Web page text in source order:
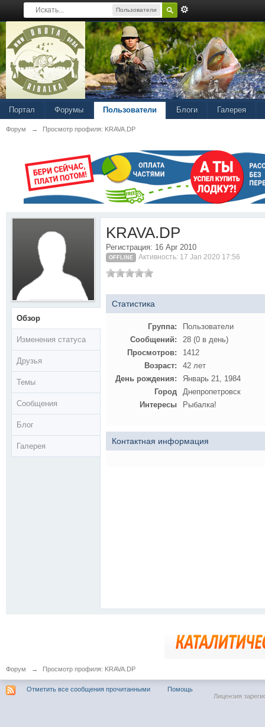
Пользователи
Портал Форумы Пользователи Блоги Галерея
Форум → Просмотр профиля: KRAVA.DP
Обзор
Изменения статуса
Друзья
Темы
Сообщения
Блог
Галерея
KRAVA.DP
Регистрация: 16 Apr 2010
OFFLINE Активность: 17 Jan 2020 17:56
Статистика
Группа:
Пользователи
Сообщений:
28 (0 в день)
Просмотров:
1412
Возраст:
42 лет
День рождения:
Январь 21, 1984
Город
Днепропетровск
Интересы
Рыбалка!
Контактная информация
Форум → Просмотр профиля: KRAVA.DP
Отметить все сообщения прочитанными
Помощь
Лицензия